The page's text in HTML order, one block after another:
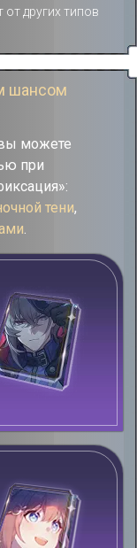
других типов
шансом
можете
при
тени,
.